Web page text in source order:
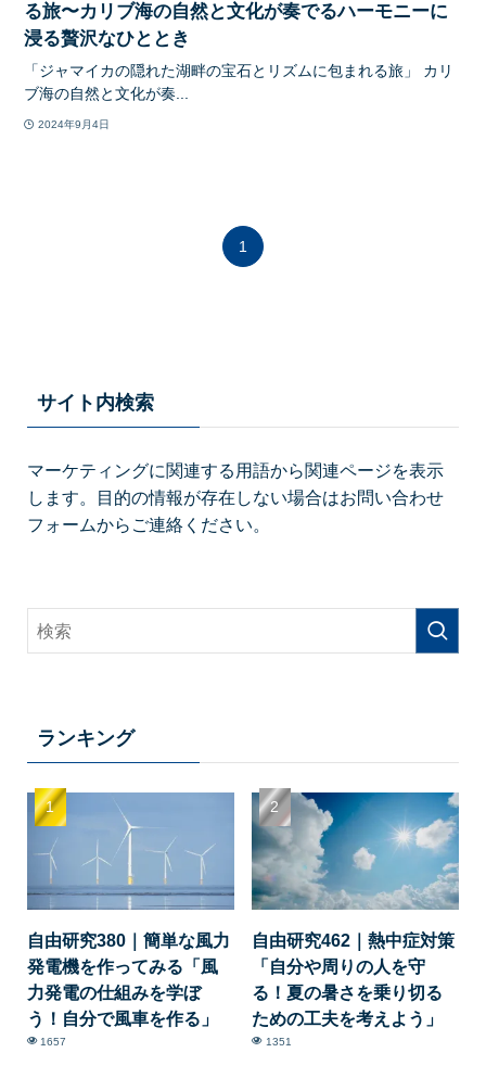
る旅〜カリブ海の自然と文化が奏でるハーモニーに
浸る贅沢なひととき
「ジャマイカの隠れた湖畔の宝石とリズムに包まれる旅」 カリ
ブ海の自然と文化が奏...
2024年9月4日
1
サイト内検索
マーケティングに関連する用語から関連ページを表示
します。目的の情報が存在しない場合はお問い合わせ
フォームからご連絡ください。
ランキング
自由研究380｜簡単な風力
発電機を作ってみる「風
力発電の仕組みを学ぼ
う！自分で風車を作る」
1657
自由研究462｜熱中症対策
「自分や周りの人を守
る！夏の暑さを乗り切る
ための工夫を考えよう」
1351